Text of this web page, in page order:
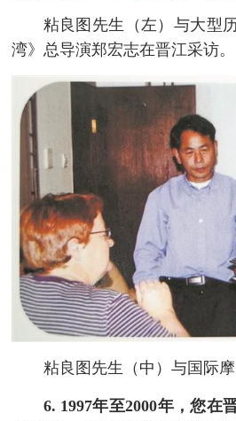
粘良图先生（左）与大型
湾》总导演郑宏志在晋江采访。
粘良图先生（中）与国际
6. 1997年至2000年，您在